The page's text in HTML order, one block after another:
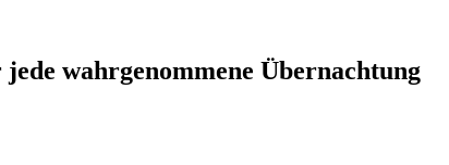
wahrgenommene Übernachtung